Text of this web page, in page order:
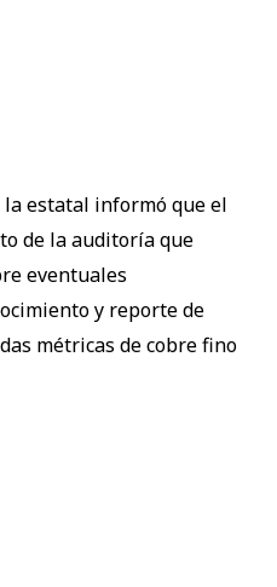
la estatal informó que el
de la auditoría que
eventuales
y reporte de
métricas de cobre fino